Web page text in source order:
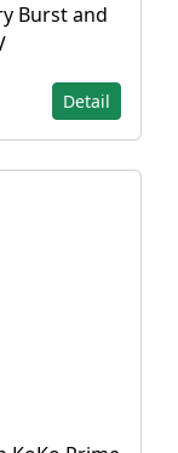
Burst and
Detail